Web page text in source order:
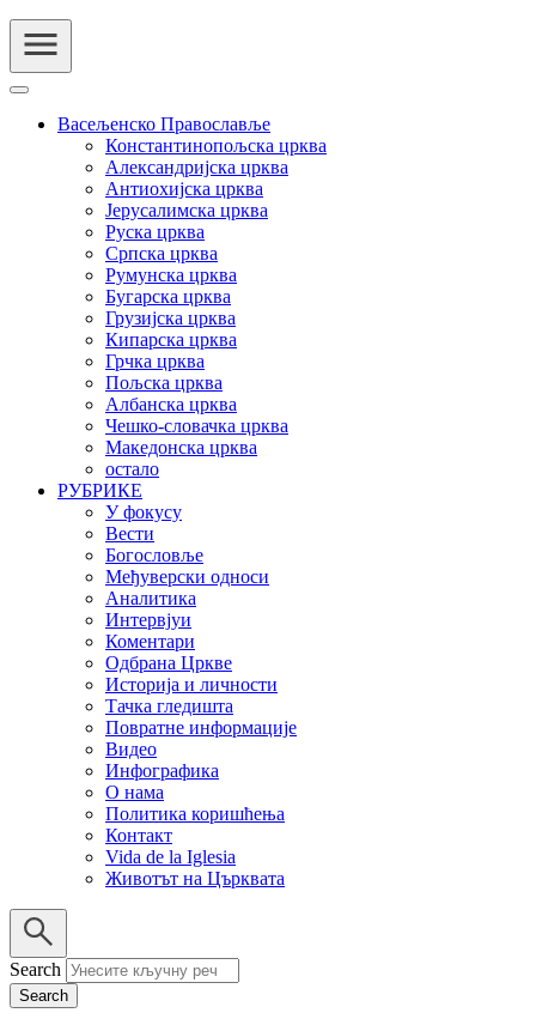
Васељенско Православље
Константинопољска црква
Александријска црква
Антиохијска црква
Јерусалимска црква
Руска црква
Српска црква
Румунска црква
Бугарска црква
Грузијска црква
Кипарска црква
Грчка црква
Пољска црква
Албанска црква
Чешко-словачка црква
Македонска црква
остало
РУБРИКЕ
У фокусу
Вести
Богословље
Међуверски односи
Аналитика
Интервјуи
Коментари
Одбрана Цркве
Историја и личности
Тачка гледишта
Повратне информације
Видео
Инфографика
О нама
Политика коришћења
Контакт
Vida de la Iglesia
Животът на Църквата
Search